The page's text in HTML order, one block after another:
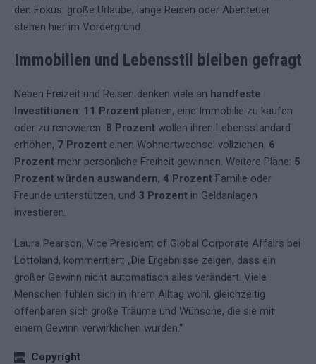
den Fokus: große Urlaube, lange Reisen oder Abenteuer
stehen hier im Vordergrund.
Immobilien und Lebensstil bleiben gefragt
Neben Freizeit und Reisen denken viele an handfeste
Investitionen: 11 Prozent planen, eine Immobilie zu kaufen
oder zu renovieren. 8 Prozent wollen ihren Lebensstandard
erhöhen, 7 Prozent einen Wohnortwechsel vollziehen, 6
Prozent mehr persönliche Freiheit gewinnen. Weitere Pläne: 5
Prozent würden auswandern, 4 Prozent Familie oder
Freunde unterstützen, und 3 Prozent in Geldanlagen
investieren.
Laura Pearson, Vice President of Global Corporate Affairs bei
Lottoland, kommentiert: „Die Ergebnisse zeigen, dass ein
großer Gewinn nicht automatisch alles verändert. Viele
Menschen fühlen sich in ihrem Alltag wohl, gleichzeitig
offenbaren sich große Träume und Wünsche, die sie mit
einem Gewinn verwirklichen würden.“
Copyright